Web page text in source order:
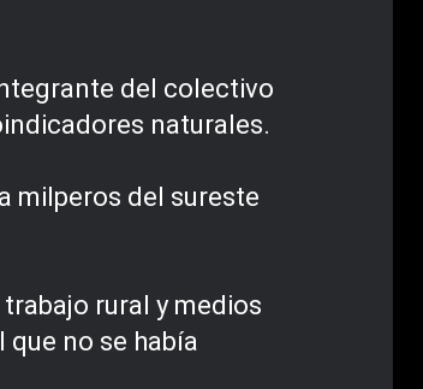
del colectivo
naturales.
milperos del sureste
rural y medios
no se había